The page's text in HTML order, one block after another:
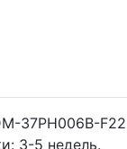
37PH006B-
3-5 недель.